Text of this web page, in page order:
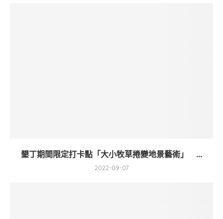
墾丁期間限定打卡點「大小牧草捲變地景藝術」 ...
2022-09-07